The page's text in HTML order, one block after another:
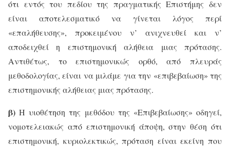
ότι εντός του πεδίου της πραγματικής Επιστήμης δεν
είναι αποτελεσματικό να γίνεται λόγος περί
«επαλήθευσης», προκειμένου ν’ ανιχνευθεί και ν’
αποδειχθεί η επιστημονική αλήθεια μιας πρότασης.
Αντιθέτως, το επιστημονικώς ορθό, από πλευράς
μεθοδολογίας, είναι να μιλάμε για την «επιβεβαίωση» της
επιστημονικής αλήθειας μιας πρότασης.
β)Η υιοθέτηση της μεθόδου της «Επιβεβαίωσης» οδηγεί,
νομοτελειακώς από επιστημονική άποψη, στην θέση ότι
επιστημονική, κυριολεκτικώς, πρόταση είναι εκείνη που